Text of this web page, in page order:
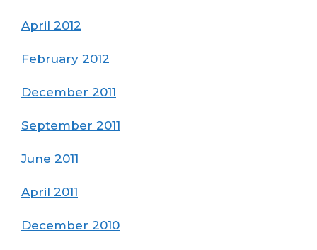
April 2012
February 2012
December 2011
September 2011
June 2011
April 2011
December 2010